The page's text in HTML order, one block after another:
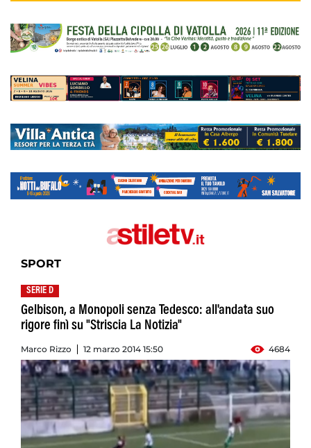
SPORT
SERIE D
Gelbison, a Monopoli senza Tedesco: all'andata suo
rigore finì su "Striscia La Notizia"
Marco Rizzo 12 marzo 2014 15:50 4684